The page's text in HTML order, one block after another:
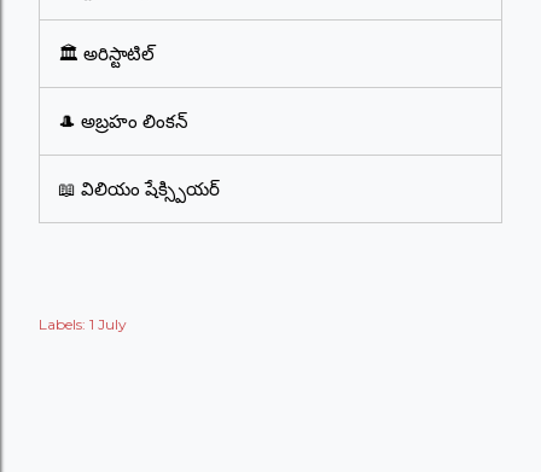
🏛️ అరిస్టాటిల్
🎩 అబ్రహం లింకన్
📖 విలియం షేక్స్పియర్
Labels: 1 July